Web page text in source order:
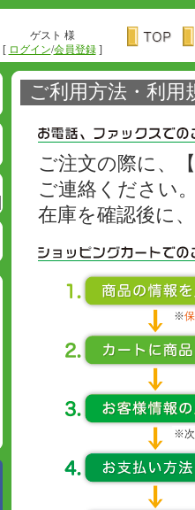
ゲスト 様
[ ログイン/会員登録]
ご利用方法・利用
ご注文の際に、
ご連絡ください
在庫を確認後に
※
※次